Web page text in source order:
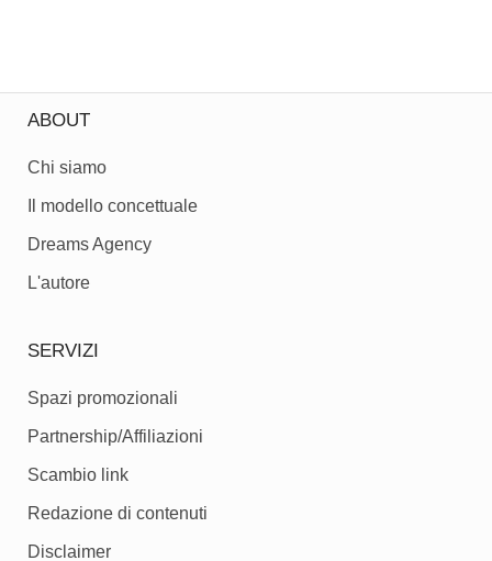
ABOUT
Chi siamo
Il modello concettuale
Dreams Agency
L'autore
SERVIZI
Spazi promozionali
Partnership/Affiliazioni
Scambio link
Redazione di contenuti
Disclaimer